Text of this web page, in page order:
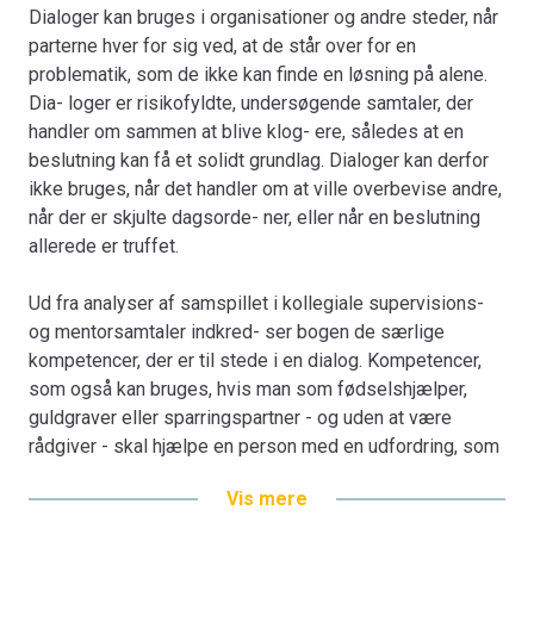
Bubers dialogfilosofi, Gadamers filosofiske hermeneutik
og Bohms holografiske kosmologi.
Bogen er en del af tilbuddetKøb 3 Bøger - Betal For 2
Dialoger kan bruges i organisationer og andre steder, når
parterne hver for sig ved, at de står over for en
problematik, som de ikke kan finde en løsning på alene.
Dia- loger er risikofyldte, undersøgende samtaler, der
handler om sammen at blive klog- ere, således at en
beslutning kan få et solidt grundlag. Dialoger kan derfor
ikke bruges, når det handler om at ville overbevise andre,
når der er skjulte dagsorde- ner, eller når en beslutning
allerede er truffet.
Ud fra analyser af samspillet i kollegiale supervisions-
og mentorsamtaler indkred- ser bogen de særlige
kompetencer, der er til stede i en dialog. Kompetencer,
som også kan bruges, hvis man som fødselshjælper,
guldgraver eller sparringspartner - og uden at være
rådgiver - skal hjælpe en person med en udfordring, som
Vis mere